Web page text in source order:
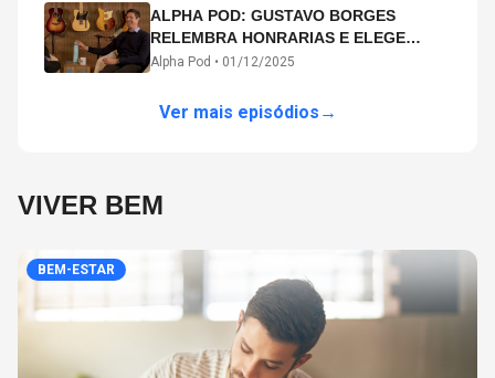
ALPHA POD: GUSTAVO BORGES
RELEMBRA HONRARIAS E ELEGE
MICHAEL PHELPS O MAIOR ATLETA DA
Alpha Pod • 01/12/2025
Ver mais episódios →
VIVER BEM
BEM-ESTAR